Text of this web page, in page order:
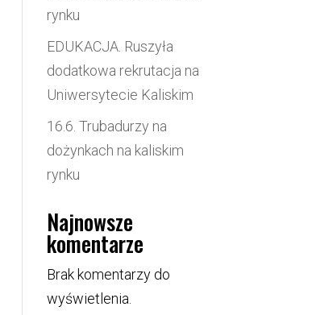
rynku
EDUKACJA. Ruszyła
dodatkowa rekrutacja na
Uniwersytecie Kaliskim
16.6. Trubadurzy na
dożynkach na kaliskim
rynku
Najnowsze
komentarze
Brak komentarzy do
wyświetlenia.